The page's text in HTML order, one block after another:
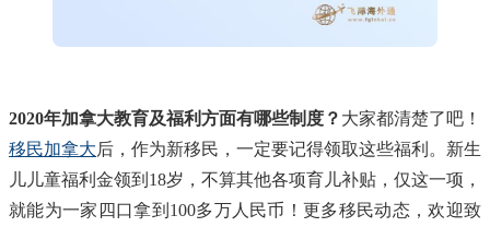
2020年加拿大教育及福利方面有哪些制度？ 大家都清楚了吧！
移民加拿大后，作为新移民，一定要记得领取这些福利。新生
儿儿童福利金领到18岁，不算其他各项育儿补贴，仅这一项，
就能为一家四口拿到100多万人民币！更多移民动态，欢迎致